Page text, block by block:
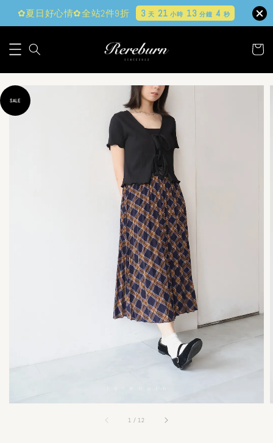
✿夏日好心情✿全站2件9折 3 天 21小時 13分鐘 3 秒
1 / 12
SALE